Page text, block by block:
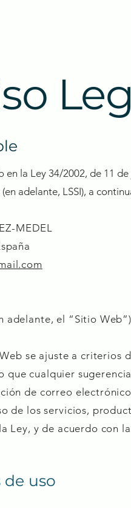
la Ley 34/2002, de 11
adelante, LSSI), a
MEDEL
adelante, el “Sitio
se ajuste a criterios
que cualquier
de correo electrónico
de los servicios,
Ley, y de acuerdo con
uso